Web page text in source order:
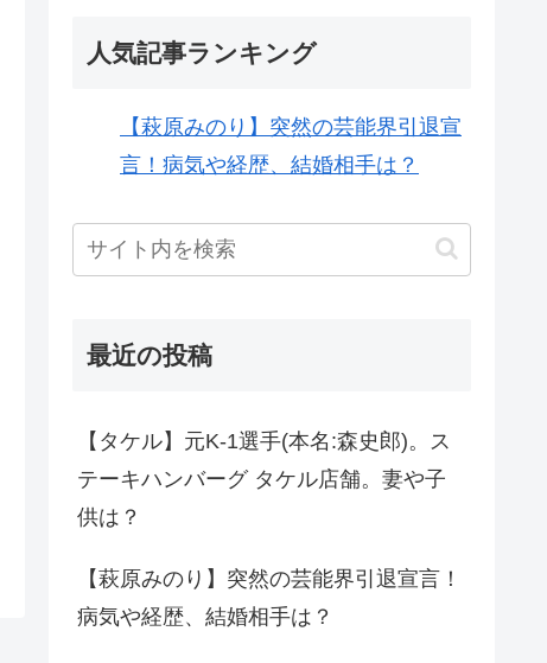
人気記事ランキング
【萩原みのり】突然の芸能界引退宣
言！病気や経歴、結婚相手は？
最近の投稿
【タケル】元K-1選手(本名:森史郎)。ス
テーキハンバーグ タケル店舗。妻や子
供は？
【萩原みのり】突然の芸能界引退宣言！
病気や経歴、結婚相手は？